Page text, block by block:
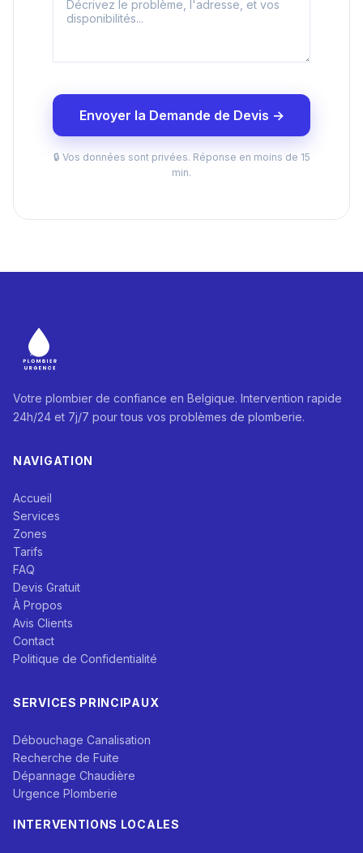
Envoyer la Demande de Devis →
🔒 Vos données sont privées. Réponse en moins de 15
min.
Votre plombier de confiance en Belgique. Intervention rapide
24h/24 et 7j/7 pour tous vos problèmes de plomberie.
NAVIGATION
Accueil
Services
Zones
Tarifs
FAQ
Devis Gratuit
À Propos
Avis Clients
Contact
Politique de Confidentialité
SERVICES PRINCIPAUX
Débouchage Canalisation
Recherche de Fuite
Dépannage Chaudière
Urgence Plomberie
INTERVENTIONS LOCALES